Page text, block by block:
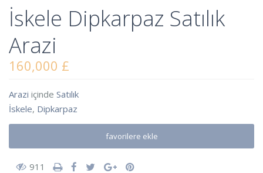
İskele Dipkarpaz Satılık
Arazi
160,000 £
Arazi içinde Satılık
İskele, Dipkarpaz
favorilere ekle
911